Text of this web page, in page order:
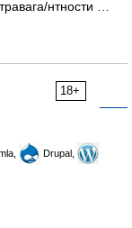
нтности …
18+
Drupal,